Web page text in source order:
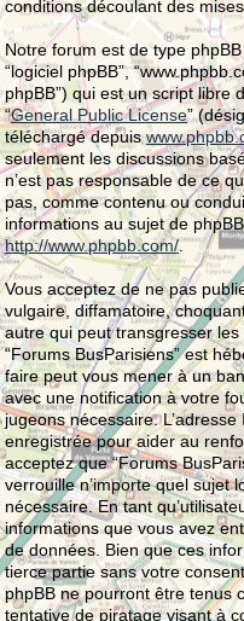
conditions découlant des
Notre forum est de type phpBB
“logiciel phpBB”,
phpBB”) qui est un script libre
“General Public License”
téléchargé depuis
seulement les discussions
n’est pas responsable de ce
pas, comme contenu ou
informations au sujet de
http://www.phpbb.com/.
Vous acceptez de ne pas
vulgaire, diffamatoire,
autre qui peut transgresser
“Forums BusParisiens” est
faire peut vous mener à un
avec une notification à votre
jugeons nécessaire.
enregistrée pour aider au
acceptez que “Forums
verrouille n’importe quel sujet
nécessaire. En tant
informations que vous avez
de données. Bien que ces
tierce partie sans votre
phpBB ne pourront être tenus
tentative de piratage visant à